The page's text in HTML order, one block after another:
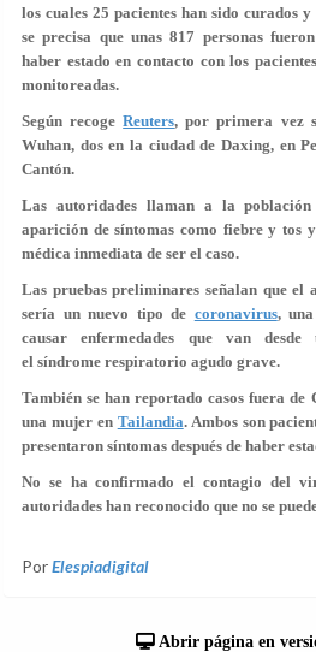
los cuales 25 pacientes han sido curados
se precisa que unas 817 personas
haber estado en contacto con los
monitoreadas.
Según recogeReuters, por primera vez
Wuhan, dos en la ciudad de Daxing, en
Cantón.
Las autoridades llaman a la
aparición de síntomas como fiebre y tos
médica inmediata de ser el caso.
Las pruebas preliminares señalan que el
sería un nuevo tipo de coronavirus,
causar enfermedades que van
el síndrome respiratorio agudo grave.
También se han reportado casos fuera de
una mujer en Tailandia. Ambos son
presentaron síntomas después de haber
No se ha confirmado el contagio del
autoridades han reconocido que no se
PorElespiadigital
Abrir página en